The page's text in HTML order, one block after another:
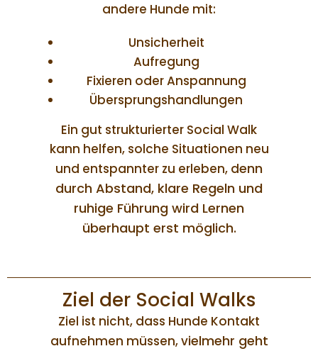
andere Hunde mit:
Unsicherheit
Aufregung
Fixieren oder Anspannung
Übersprungshandlungen
Ein gut strukturierter Social Walk
kann helfen, solche Situationen neu
und entspannter zu erleben, denn
durch Abstand, klare Regeln und
ruhige Führung wird Lernen
überhaupt erst möglich.
Ziel der Social Walks
Ziel ist nicht, dass Hunde Kontakt
aufnehmen müssen, vielmehr geht